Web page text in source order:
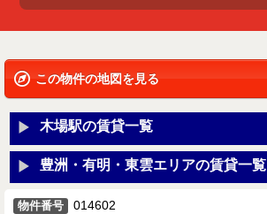
この物件の地図を見る
木場駅の賃貸一覧
豊洲・有明・東雲エリアの賃貸一覧
物件番号
014602